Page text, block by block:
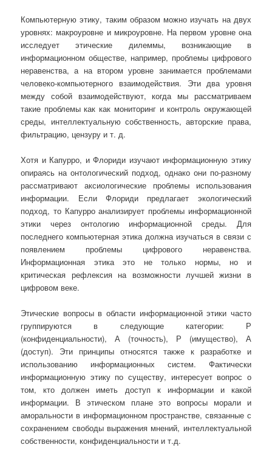
Компьютерную этику, таким образом можно изучать на двух
уровнях: макроуровне и микроуровне. На первом уровне она
исследует этические дилеммы, возникающие в
информационном обществе, например, проблемы цифрового
неравенства, а на втором уровне занимается проблемами
человеко-компьютерного взаимодействия. Эти два уровня
между собой взаимодействуют, когда мы рассматриваем
такие проблемы как как мониторинг и контроль окружающей
среды, интеллектуальную собственность, авторские права,
фильтрацию, цензуру и т. д.
Хотя и Капурро, и Флориди изучают информационную этику
опираясь на онтологический подход, однако они по-разному
рассматривают аксиологические проблемы использования
информации. Если Флориди предлагает экологический
подход, то Капурро анализирует проблемы информационной
этики через онтологию информационной среды. Для
последнего компьютерная этика должна изучаться в связи с
появлением проблемы цифрового неравенства.
Информационная этика это не только нормы, но и
критическая рефлексия на возможности лучшей жизни в
цифровом веке.
Этические вопросы в области информационной этики часто
группируются в следующие категории: Р
(конфиденциальности), А (точность), Р (имущество), А
(доступ). Эти принципы относятся также к разработке и
использованию информационных систем. Фактически
информационную этику по существу, интересует вопрос о
том, кто должен иметь доступ к информации и какой
информации. В этическом плане это вопросы морали и
аморальности в информационном пространстве, связанные с
сохранением свободы выражения мнений, интеллектуальной
собственности, конфиденциальности и т.д.